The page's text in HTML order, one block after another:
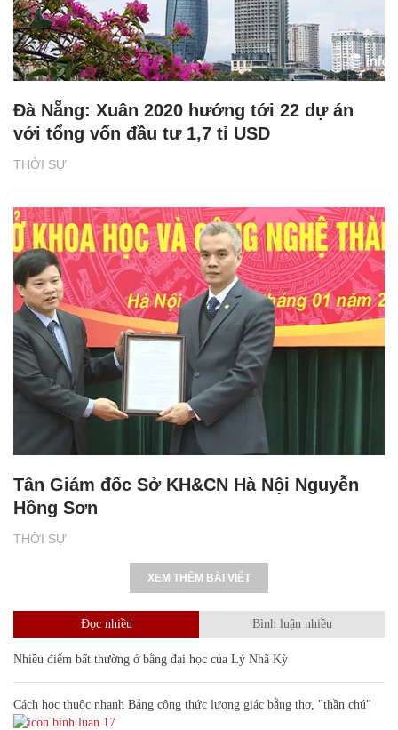
THỜI SỰ
Đà Nẵng: Xuân 2020 hướng tới 22 dự án
với tổng vốn đầu tư 1,7 tỉ USD
THỜI SỰ
Tân Giám đốc Sở KH&CN Hà Nội Nguyễn
Hồng Sơn
XEM THÊM BÀI VIẾT
Đọc nhiều Bình luận nhiều
Nhiều điểm bất thường ở bằng đại học của Lý Nhã Kỳ
Cách học thuộc nhanh Bảng công thức lượng giác bằng thơ, "thần chú"
17